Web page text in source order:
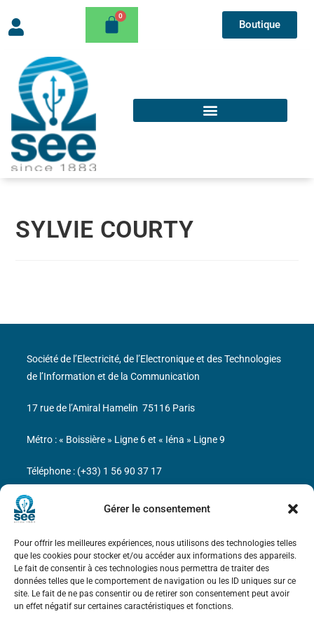
Gérer le consentement
Pour offrir les meilleures expériences, nous utilisons des technologies telles
que les cookies pour stocker et/ou accéder aux informations des appareils.
Le fait de consentir à ces technologies nous permettra de traiter des
données telles que le comportement de navigation ou les ID uniques sur ce
site. Le fait de ne pas consentir ou de retirer son consentement peut avoir
un effet négatif sur certaines caractéristiques et fonctions.
Boutique
SYLVIE COURTY
Bicentenaire des découvertes d’André-
Marie Ampère
Mentions légales
Société de l’Electricité, de l’Electronique et des Technologies
de l’Information et de la Communication
17 rue de l’Amiral Hamelin 75116 Paris
Métro : « Boissière » Ligne 6 et « Iéna » Ligne 9
Téléphone : (+33) 1 56 90 37 17
N° de SIREN : 785 393 232, Code APE : 9412Z TVA intra-
communautaire : FR44 785 393 232